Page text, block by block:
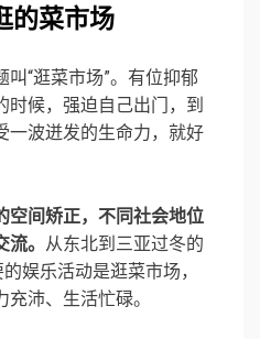
的菜市场
“逛菜市场”。有位抑郁
候，强迫自己出门，到
一波迸发的生命力，就好
空间矫正，不同社会地位
。 从东北到三亚过冬的
娱乐活动是逛菜市场，
沛、生活忙碌。